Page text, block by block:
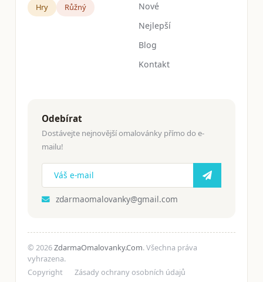
Hry
Růžný
Nové
Nejlepší
Blog
Kontakt
Odebírat
Dostávejte nejnovější omalovánky přímo do e-
mailu!
zdarmaomalovanky@gmail.com
© 2026ZdarmaOmalovanky.Com. Všechna práva
vyhrazena.
Copyright
Zásady ochrany osobních údajů